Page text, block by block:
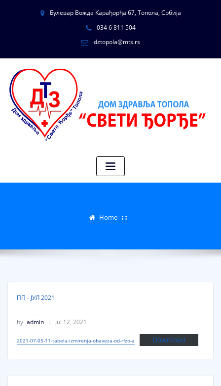
Булевар Вожда Карађорђа 67, Топола, Србија
034 6 811 504
dztopola@mts.rs
Home
ПП - ЈУЛ 2021
by admin Jul 12, 2021
2021-07-05-11-tabela-izmirenja-obaveza-od-rfzo-a Download